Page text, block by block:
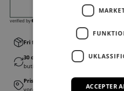
Fri fragt v. køb over 499,00 kr.
30 dages fortrydelsesret │Byt eller
butikker
Prismatch
│Vi tilbyder
vores FAQ
ACCEPTER